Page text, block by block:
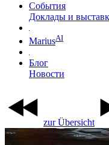
События
Доклады и
MariusAI
Блог
Новости
zur Übersicht